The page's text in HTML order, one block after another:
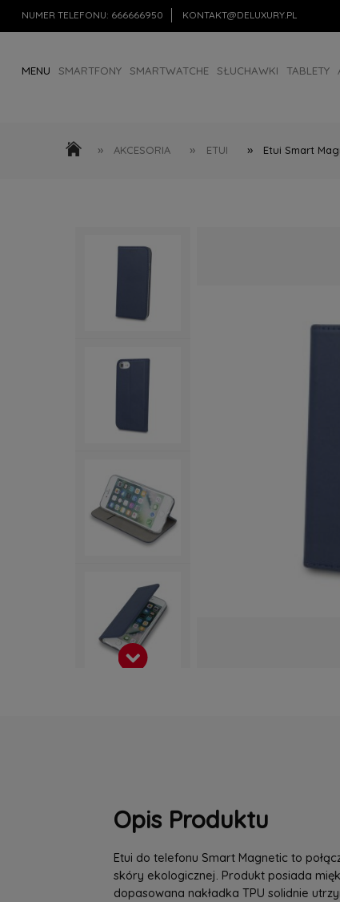
NUMER TELEFONU: 666666950 KONTAKT@DELUXURY.PL
MENU SMARTFONY SMARTWATCHE SŁUCHAWKI TABLETY
» AKCESORIA » ETUI » Etui Smart
Opis Produktu
Etui do telefonu Smart Magnetic to
skóry ekologicznej. Produkt posiada
dopasowana nakładka TPU solidnie